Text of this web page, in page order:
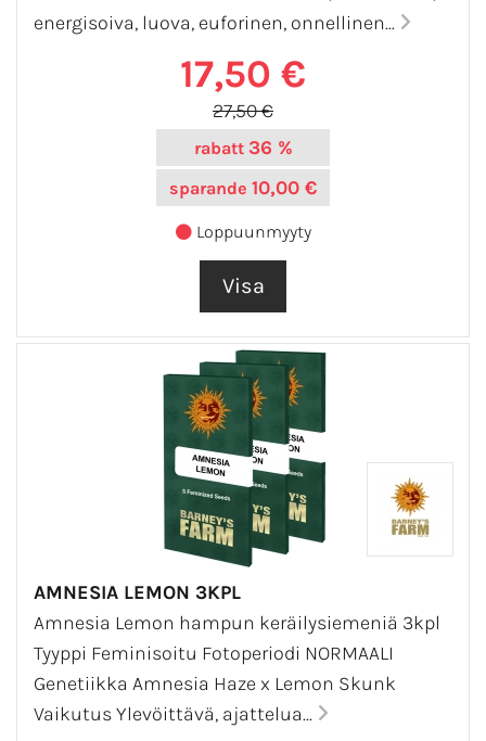
energisoiva, luova, euforinen, onnellinen...
17,50 €
27,50 €
rabatt 36 %
sparande 10,00 €
Loppuunmyyty
AMNESIA LEMON 3KPL
Amnesia Lemon hampun keräilysiemeniä 3kpl
Tyyppi Feminisoitu Fotoperiodi NORMAALI
Genetiikka Amnesia Haze x Lemon Skunk
Vaikutus Ylevöittävä, ajattelua...